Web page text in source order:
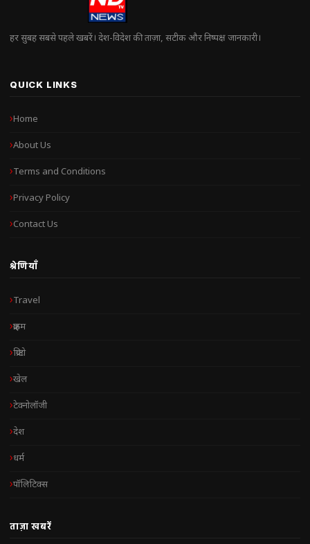
हर सुबह सबसे पहले खबरें। देश-विदेश की ताज़ा, सटीक और निष्पक्ष जानकारी।
QUICK LINKS
Home
About Us
Terms and Conditions
Privacy Policy
Contact Us
श्रेणियाँ
Travel
क्राइम
क्रिप्टो
खेल
टेक्नोलॉजी
देश
धर्म
पॉलिटिक्स
ताज़ा खबरें